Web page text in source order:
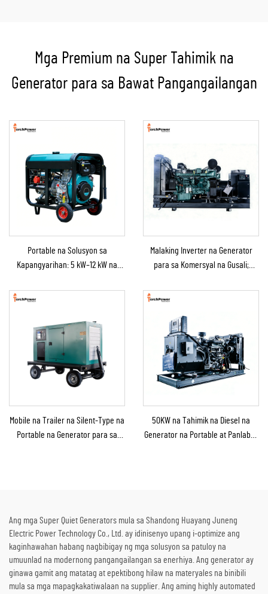
Mga Premium na Super Tahimik na
Generator para sa Bawat Pangangailangan
Portable na Solusyon sa
Kapangyarihan: 5 kW–12 kW na
Bahay/Tindahan/Konstruksyon/Backup
Malaking Inverter na Generator
para sa Komersyal na Gusali;
Generator para sa Benta
Mobile na Trailer na Silent-Type na
Portable na Generator para sa
50KW na Tahimik na Diesel na
Generator na Portable at Panlabas
Ang mga Super Quiet Generators mula sa Shandong Huayang Juneng
Electric Power Technology Co., Ltd. ay idinisenyo upang i-optimize ang
kaginhawahan habang nagbibigay ng mga solusyon sa patuloy na
umuunlad na modernong pangangailangan sa enerhiya. Ang generator ay
ginawa gamit ang matatag at epektibong hilaw na materyales na binibili
mula sa mga mapagkakatiwalaan na supplier. Ang aming highly automated